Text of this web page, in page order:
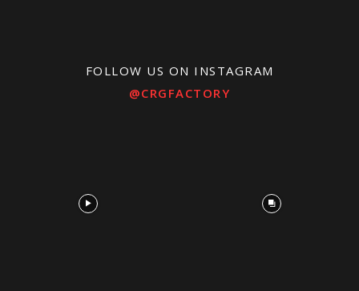
FOLLOW US ON INSTAGRAM
@CRGFACTORY